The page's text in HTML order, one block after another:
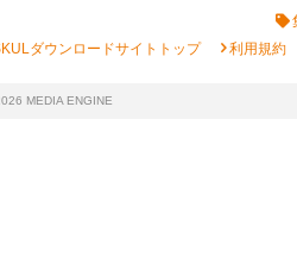
ダウンロードサイトトップ chevron_right利用規約
MEDIA ENGINE